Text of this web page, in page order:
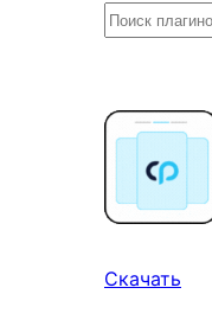
Поиск
Скачать